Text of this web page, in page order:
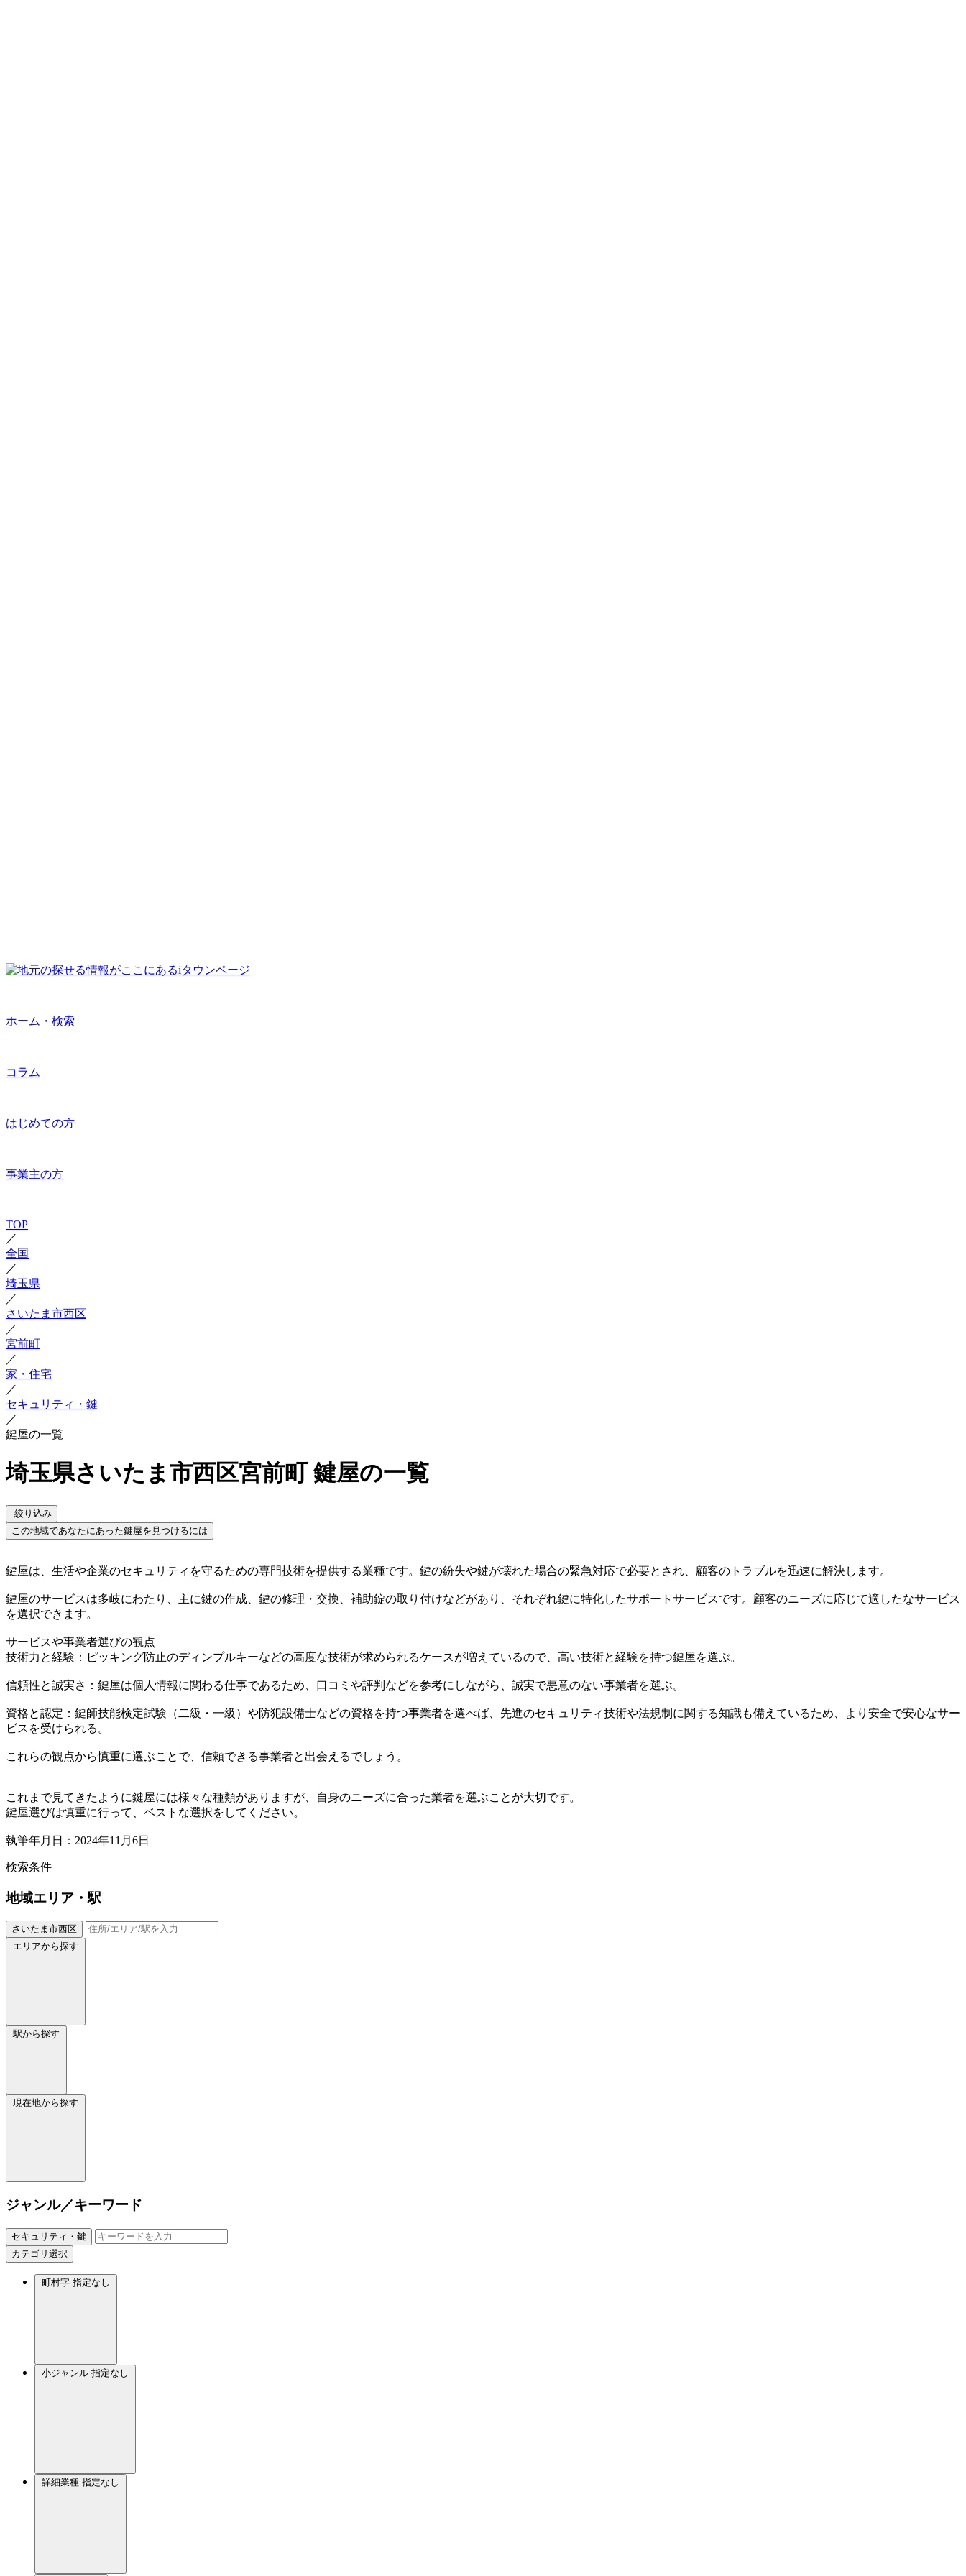
ホーム・検索
コラム
はじめての方
事業主の方
TOP
／
全国
／
埼玉県
／
さいたま市西区
／
宮前町
／
家・住宅
／
セキュリティ・鍵
／
鍵屋の一覧
埼玉県さいたま市西区宮前町 鍵屋の一覧
絞り込み
この地域であなたにあった鍵屋を見つけるには
鍵屋は、生活や企業のセキュリティを守るための専門技術を提供する業種です。鍵の紛失や鍵が壊れた場合の緊急対応で必要とされ、顧客のトラブルを迅速に解決します。
鍵屋のサービスは多岐にわたり、主に鍵の作成、鍵の修理・交換、補助錠の取り付けなどがあり、それぞれ鍵に特化したサポートサービスです。顧客のニーズに応じて適したなサービス
を選択できます。
サービスや事業者選びの観点
技術力と経験：ピッキング防止のディンプルキーなどの高度な技術が求められるケースが増えているので、高い技術と経験を持つ鍵屋を選ぶ。
信頼性と誠実さ：鍵屋は個人情報に関わる仕事であるため、口コミや評判などを参考にしながら、誠実で悪意のない事業者を選ぶ。
資格と認定：鍵師技能検定試験（二級・一級）や防犯設備士などの資格を持つ事業者を選べば、先進のセキュリティ技術や法規制に関する知識も備えているため、より安全で安心なサー
ビスを受けられる。
これらの観点から慎重に選ぶことで、信頼できる事業者と出会えるでしょう。
これまで見てきたように鍵屋には様々な種類がありますが、自身のニーズに合った業者を選ぶことが大切です。
鍵屋選びは慎重に行って、ベストな選択をしてください。
執筆年月日：2024年11月6日
検索条件
地域エリア・駅
さいたま市西区
エリアから探す
駅から探す
現在地から探す
ジャンル／キーワード
セキュリティ・鍵
カテゴリ選択
町村字 指定なし
小ジャンル 指定なし
詳細業種 指定なし